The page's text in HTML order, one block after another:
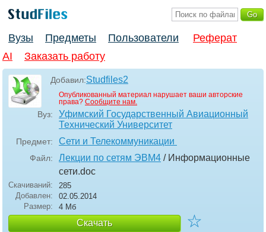
Вузы Предметы Пользователи
Реферат
AI
Заказать работу
Добавил:Studfiles2
Опубликованный материал нарушает ваши авторские
права? Сообщите нам.
Вуз:
Уфимский Государственный Авиационный
Технический Университет
Предмет: Сети и Телекоммуникации
Файл: Лекции по сетям ЭВМ4 / Информационные
сети.doc
Скачиваний:
285
Добавлен:
02.05.2014
Размер:
4 Мб
Скачать ☆